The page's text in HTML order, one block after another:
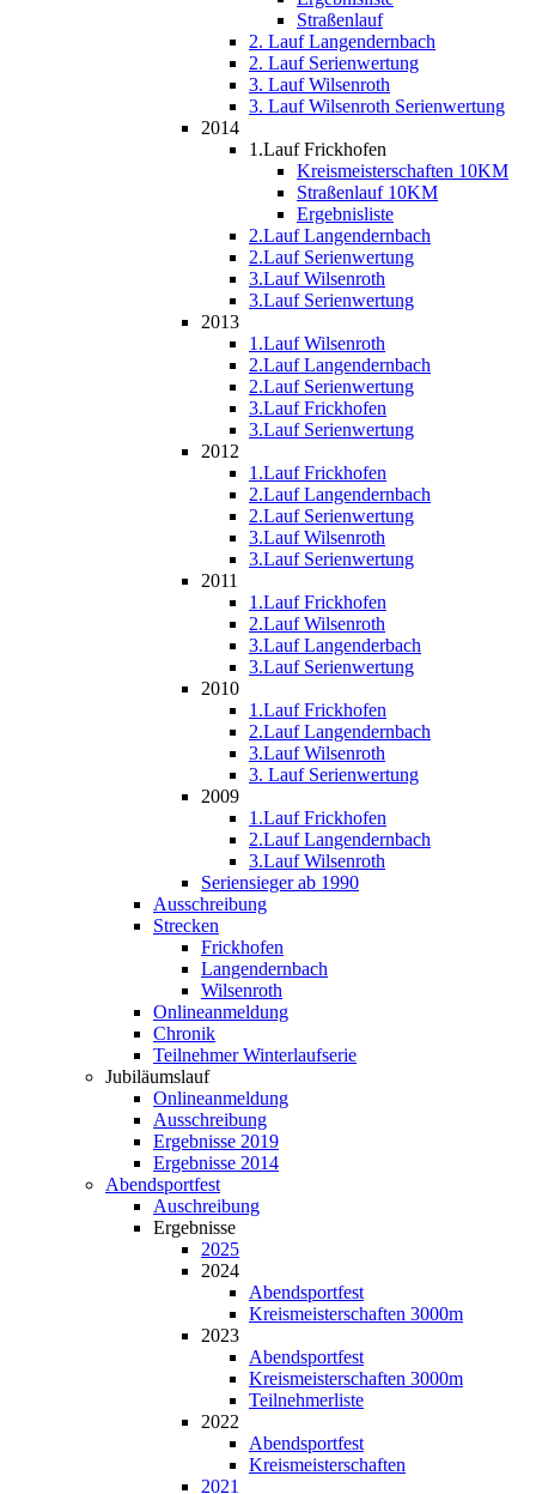
Straßenlauf
2. Lauf Langendernbach
2. Lauf Serienwertung
3. Lauf Wilsenroth
3. Lauf Wilsenroth Serienwertung
2014
1.Lauf Frickhofen
Kreismeisterschaften 10KM
Straßenlauf 10KM
Ergebnisliste
2.Lauf Langendernbach
2.Lauf Serienwertung
3.Lauf Wilsenroth
3.Lauf Serienwertung
2013
1.Lauf Wilsenroth
2.Lauf Langendernbach
2.Lauf Serienwertung
3.Lauf Frickhofen
3.Lauf Serienwertung
2012
1.Lauf Frickhofen
2.Lauf Langendernbach
2.Lauf Serienwertung
3.Lauf Wilsenroth
3.Lauf Serienwertung
2011
1.Lauf Frickhofen
2.Lauf Wilsenroth
3.Lauf Langenderbach
3.Lauf Serienwertung
2010
1.Lauf Frickhofen
2.Lauf Langendernbach
3.Lauf Wilsenroth
3. Lauf Serienwertung
2009
1.Lauf Frickhofen
2.Lauf Langendernbach
3.Lauf Wilsenroth
Seriensieger ab 1990
Ausschreibung
Strecken
Frickhofen
Langendernbach
Wilsenroth
Onlineanmeldung
Chronik
Teilnehmer Winterlaufserie
Jubiläumslauf
Onlineanmeldung
Ausschreibung
Ergebnisse 2019
Ergebnisse 2014
Abendsportfest
Auschreibung
Ergebnisse
2025
2024
Abendsportfest
Kreismeisterschaften 3000m
2023
Abendsportfest
Kreismeisterschaften 3000m
Teilnehmerliste
2022
Abendsportfest
Kreismeisterschaften
2021